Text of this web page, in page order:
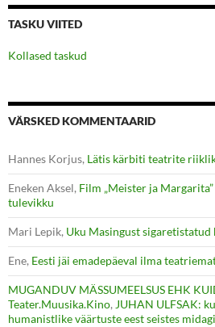
TASKU VIITED
Kollased taskud
VÄRSKED KOMMENTAARID
Hannes Korjus, Lätis kärbiti teatrite
Eneken Aksel, Film „Meister ja
tulevikku
Mari Lepik, Uku Masingust sigaretistatud
Ene, Eesti jäi emadepäeval ilma
MUGANDUV MÄSSUMEELSUS EHK
Teater.Muusika.Kino,JUHAN ULFSAK:
humanistlike väärtuste eest seistes